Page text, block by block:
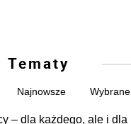
Tematy
Najnowsze Wybrane
– dla każdego, ale i dla